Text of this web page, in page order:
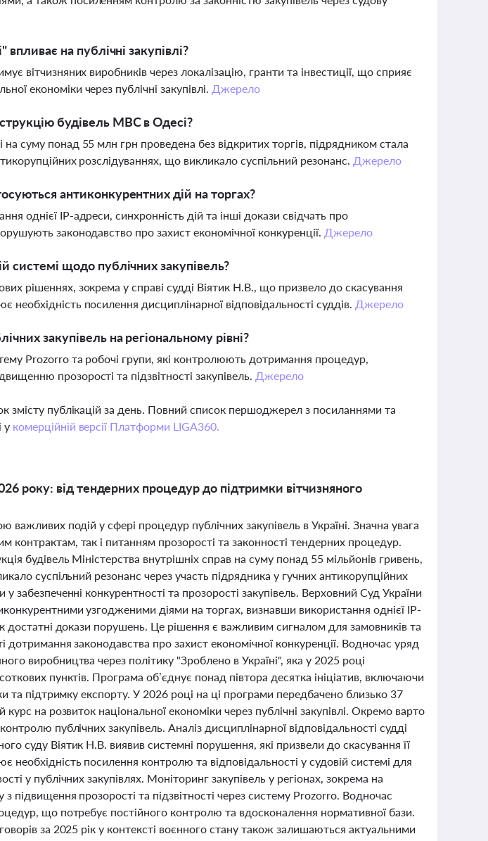
на публічні закупівлі?
вітчизняних виробників через локалізацію, гранти та інвестиції, що сприяє
економіки через публічні закупівлі. Джерело
будівель МВС в Одесі?
суму понад 55 млн грн проведена без відкритих торгів, підрядником стала
розслідуваннях, що викликало суспільний резонанс. Джерело
антиконкурентних дій на торгах?
однієї IP-адреси, синхронність дій та інші докази свідчать про
законодавство про захист економічної конкуренції. Джерело
системі щодо публічних закупівель?
рішеннях, зокрема у справі судді Віятик Н.В., що призвело до скасування
посилення дисциплінарної відповідальності суддів. Джерело
закупівель на регіональному рівні?
Prozorro та робочі групи, які контролюють дотримання процедур,
прозорості та підзвітності закупівель. Джерело
змісту публікацій за день. Повний список першоджерел з посиланнями та
у комерційній версії Платформи LIGA360.
року: від тендерних процедур до підтримки вітчизняного
важливих подій у сфері процедур публічних закупівель в Україні. Значна увага
так і питанням прозорості та законності тендерних процедур.
будівель Міністерства внутрішніх справ на суму понад 55 мільйонів гривень,
суспільний резонанс через участь підрядника у гучних антикорупційних
забезпеченні конкурентності та прозорості закупівель. Верховний Суд України
узгодженими діями на торгах, визнавши використання однієї IP-
достатні докази порушень. Це рішення є важливим сигналом для замовників та
дотримання законодавства про захист економічної конкуренції. Водночас уряд
виробництва через політику "Зроблено в Україні", яка у 2025 році
пунктів. Програма об’єднує понад півтора десятка ініціатив, включаючи
та підтримку експорту. У 2026 році на ці програми передбачено близько 37
на розвиток національної економіки через публічні закупівлі. Окремо варто
публічних закупівель. Аналіз дисциплінарної відповідальності судді
суду Віятик Н.В. виявив системні порушення, які призвели до скасування її
посилення контролю та відповідальності у судовій системі для
у публічних закупівлях. Моніторинг закупівель у регіонах, зокрема на
підвищення прозорості та підзвітності через систему Prozorro. Водночас
що потребує постійного контролю та вдосконалення нормативної бази.
за 2025 рік у контексті воєнного стану також залишаються актуальними